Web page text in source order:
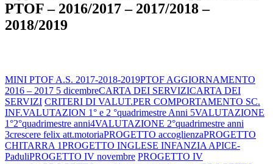
PTOF – 2016/2017 – 2017/2018 –
2018/2019
MINI PTOF A.S. 2017-2018-2019PTOF AGGIORNAMENTO
2016 – 2017 5 dicembreCARTA DEI SERVIZICARTA DEI
SERVIZI CRITERI DI VALUT.PER COMPORTAMENTO SC.
INF.VALUTAZION 1° e 2 °quadrimestre Anni 5VALUTAZIONE
1°2°quadrimestre anni4VALUTAZIONE 2°quadrimestre anni
3crescere felix att.motoriaPROGETTO accoglienzaPROGETTO
CHITARRA 1PROGETTO INGLESE INFANZIA APICE-
PaduliPROGETTO IV novembre PROGETTO IV